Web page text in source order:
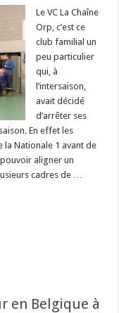
Le VC La Chaîne
Orp, c’est ce
club familial un
peu particulier
qui, à
l’intersaison,
avait décidé
d’arrêter ses
En effet les
la Nationale 1 avant de
aligner un
cadres de …
en Belgique à